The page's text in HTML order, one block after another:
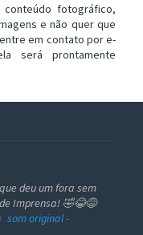
fotográfico,
e não quer que
em contato por e-
será prontamente
deu um fora sem
Imprensa! 🤣😂😅
som original -